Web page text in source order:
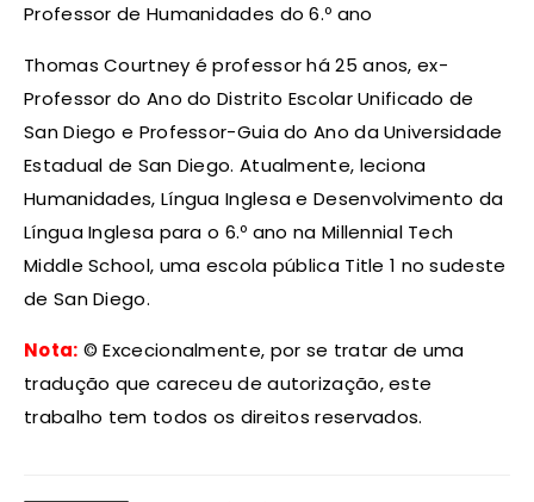
Professor de Humanidades do 6.º ano
Thomas Courtney é professor há 25 anos, ex-
Professor do Ano do Distrito Escolar Unificado de
San Diego e Professor-Guia do Ano da Universidade
Estadual de San Diego. Atualmente, leciona
Humanidades, Língua Inglesa e Desenvolvimento da
Língua Inglesa para o 6.º ano na Millennial Tech
Middle School, uma escola pública Title 1 no sudeste
de San Diego.
Nota: © Excecionalmente, por se tratar de uma
tradução que careceu de autorização, este
trabalho tem todos os direitos reservados.